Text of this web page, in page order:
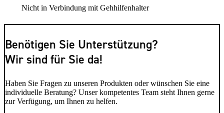
Nicht in Verbindung mit Gehhilfenhalter
Benötigen Sie Unterstützung?
Wir sind für Sie da!
Haben Sie Fragen zu unseren Produkten oder wünschen Sie eine
individuelle Beratung? Unser kompetentes Team steht Ihnen gerne
zur Verfügung, um Ihnen zu helfen.